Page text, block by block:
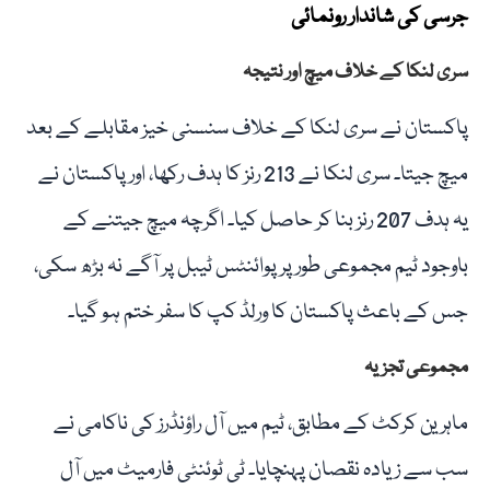
جرسی کی شاندار رونمائی
سری لنکا کے خلاف میچ اور نتیجہ
پاکستان نے سری لنکا کے خلاف سنسنی خیز مقابلے کے بعد
میچ جیتا۔ سری لنکا نے 213 رنز کا ہدف رکھا، اور پاکستان نے
یہ ہدف 207 رنز بنا کر حاصل کیا۔ اگرچہ میچ جیتنے کے
باوجود ٹیم مجموعی طور پر پوائنٹس ٹیبل پر آگے نہ بڑھ سکی،
جس کے باعث پاکستان کا ورلڈ کپ کا سفر ختم ہو گیا۔
مجموعی تجزیہ
ماہرین کرکٹ کے مطابق، ٹیم میں آل راؤنڈرز کی ناکامی نے
سب سے زیادہ نقصان پہنچایا۔ ٹی ٹوئنٹی فارمیٹ میں آل